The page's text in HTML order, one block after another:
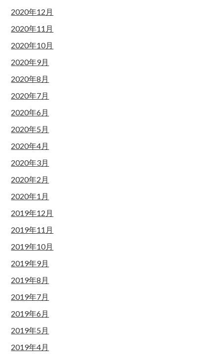
2020年12月
2020年11月
2020年10月
2020年9月
2020年8月
2020年7月
2020年6月
2020年5月
2020年4月
2020年3月
2020年2月
2020年1月
2019年12月
2019年11月
2019年10月
2019年9月
2019年8月
2019年7月
2019年6月
2019年5月
2019年4月